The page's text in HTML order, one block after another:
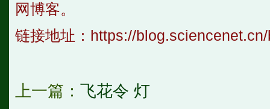
网博客。
链接地址： https://
上一篇： 飞花令 灯